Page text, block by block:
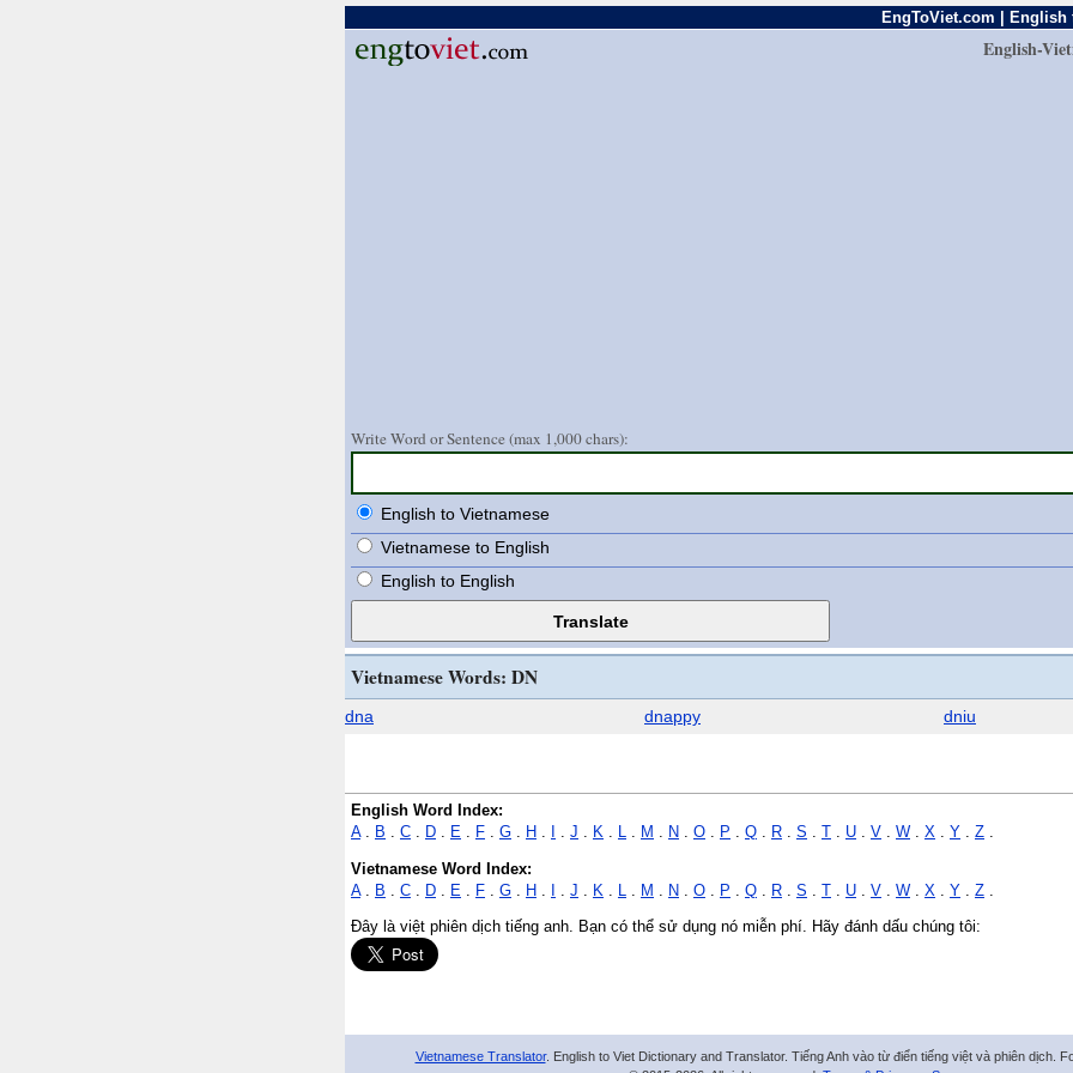
EngToViet.com |
English-
Write Word or Sentence (max 1,000 chars):
English to Vietnamese
Vietnamese to English
English to English
Vietnamese Words: DN
dna dnappy dniu
English Word Index:
A. B . C . D . E . F . G . H . . J . K . L . M . N . O . P . Q . R . S . . U . V . W . X . Y . Z .
Vietnamese Word Index:
A. B C D E F G H J K M N O P Q R S T U V W X Y Z
Đây là việt phiên dịch tiếng anh. Bạn có thể sử dụng nó miễn phí. Hãy đánh dấu chúng tôi:
Vietnamese Translator. English to Viet Dictionary and Translator. Tiếng Anh vào từ điển tiếng việt và phiên dịch.